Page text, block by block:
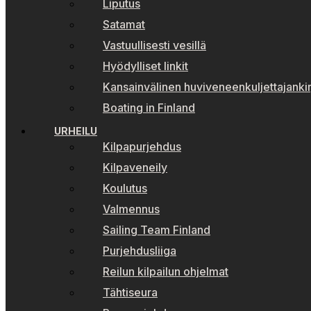
Liputus
Satamat
Vastuullisesti vesillä
Hyödylliset linkit
Kansainvälinen
Boating in Finland
URHEILU
Kilpapurjehdus
Kilpaveneily
Koulutus
Valmennus
Sailing Team Finland
Purjehdusliiga
Reilun kilpailun ohjelmat
Tähtiseura